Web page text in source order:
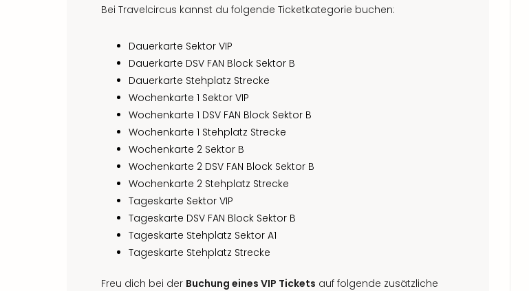
Bei Travelcircus kannst du folgende Ticketkategorie buchen:
Dauerkarte Sektor VIP
Dauerkarte DSV FAN Block Sektor B
Dauerkarte Stehplatz Strecke
Wochenkarte 1 Sektor VIP
Wochenkarte 1 DSV FAN Block Sektor B
Wochenkarte 1 Stehplatz Strecke
Wochenkarte 2 Sektor B
Wochenkarte 2 DSV FAN Block Sektor B
Wochenkarte 2 Stehplatz Strecke
Tageskarte Sektor VIP
Tageskarte DSV FAN Block Sektor B
Tageskarte Stehplatz Sektor A1
Tageskarte Stehplatz Strecke
Freu dich bei der Buchung eines VIP Tickets auf folgende zusätzliche